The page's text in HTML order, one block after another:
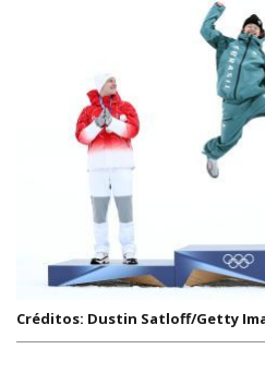
Créditos: Dustin Satloff/Getty